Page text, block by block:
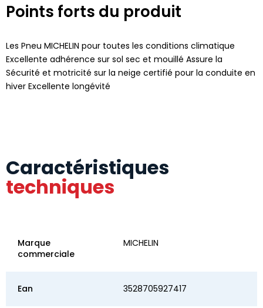
Points forts du produit
Les Pneu MICHELIN pour toutes les conditions climatique
Excellente adhérence sur sol sec et mouillé Assure la
Sécurité et motricité sur la neige certifié pour la conduite en
hiver Excellente longévité
Caractéristiques
techniques
Marque
commerciale
MICHELIN
Ean 3528705927417